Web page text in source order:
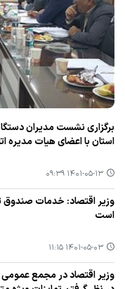
برگزاری نشست مدیران
استان با اعضای هیات مدیره
۱۴۰۱-۰۵-۱۳ ۰۹:۳۹
وزیر اقتصاد: خدمات
است
۱۴۰۱-۰۵-۰۳ ۱۱:۱۵
وزیر اقتصاد در مجمع